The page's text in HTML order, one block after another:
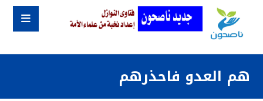
هم العدو فاحذرهم